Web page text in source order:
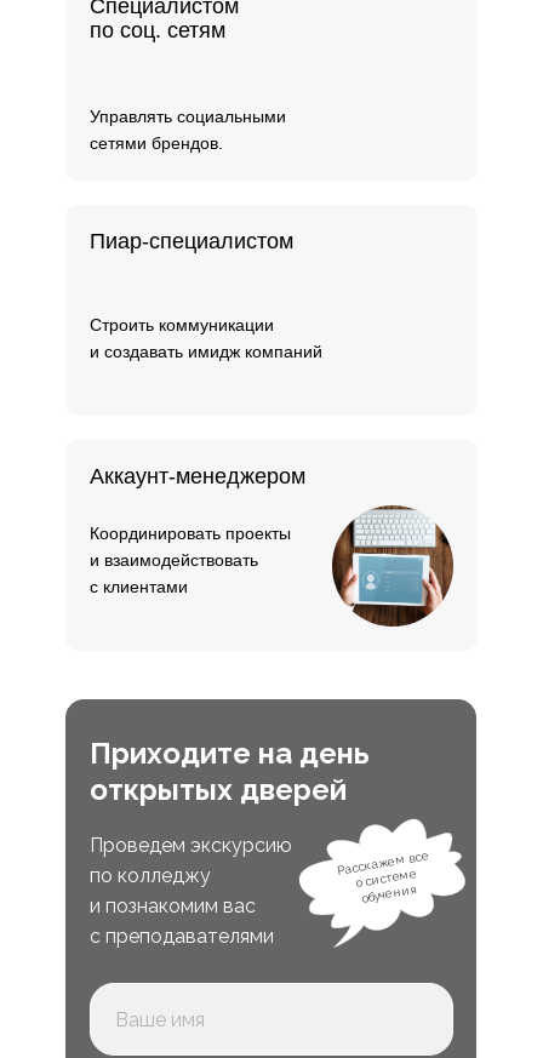
Специалистом
по соц. сетям
Управлять социальными
сетями брендов.
Координировать проекты
и взаимодействовать
с клиентами
Аккаунт-менеджером
Пиар-специалистом
Строить коммуникации
и создавать имидж компаний
Приходите на день
открытых дверей
Проведем экскурсию
по колледжу
и познакомим вас
с преподавателями
Расскажем все
о системе
обучения